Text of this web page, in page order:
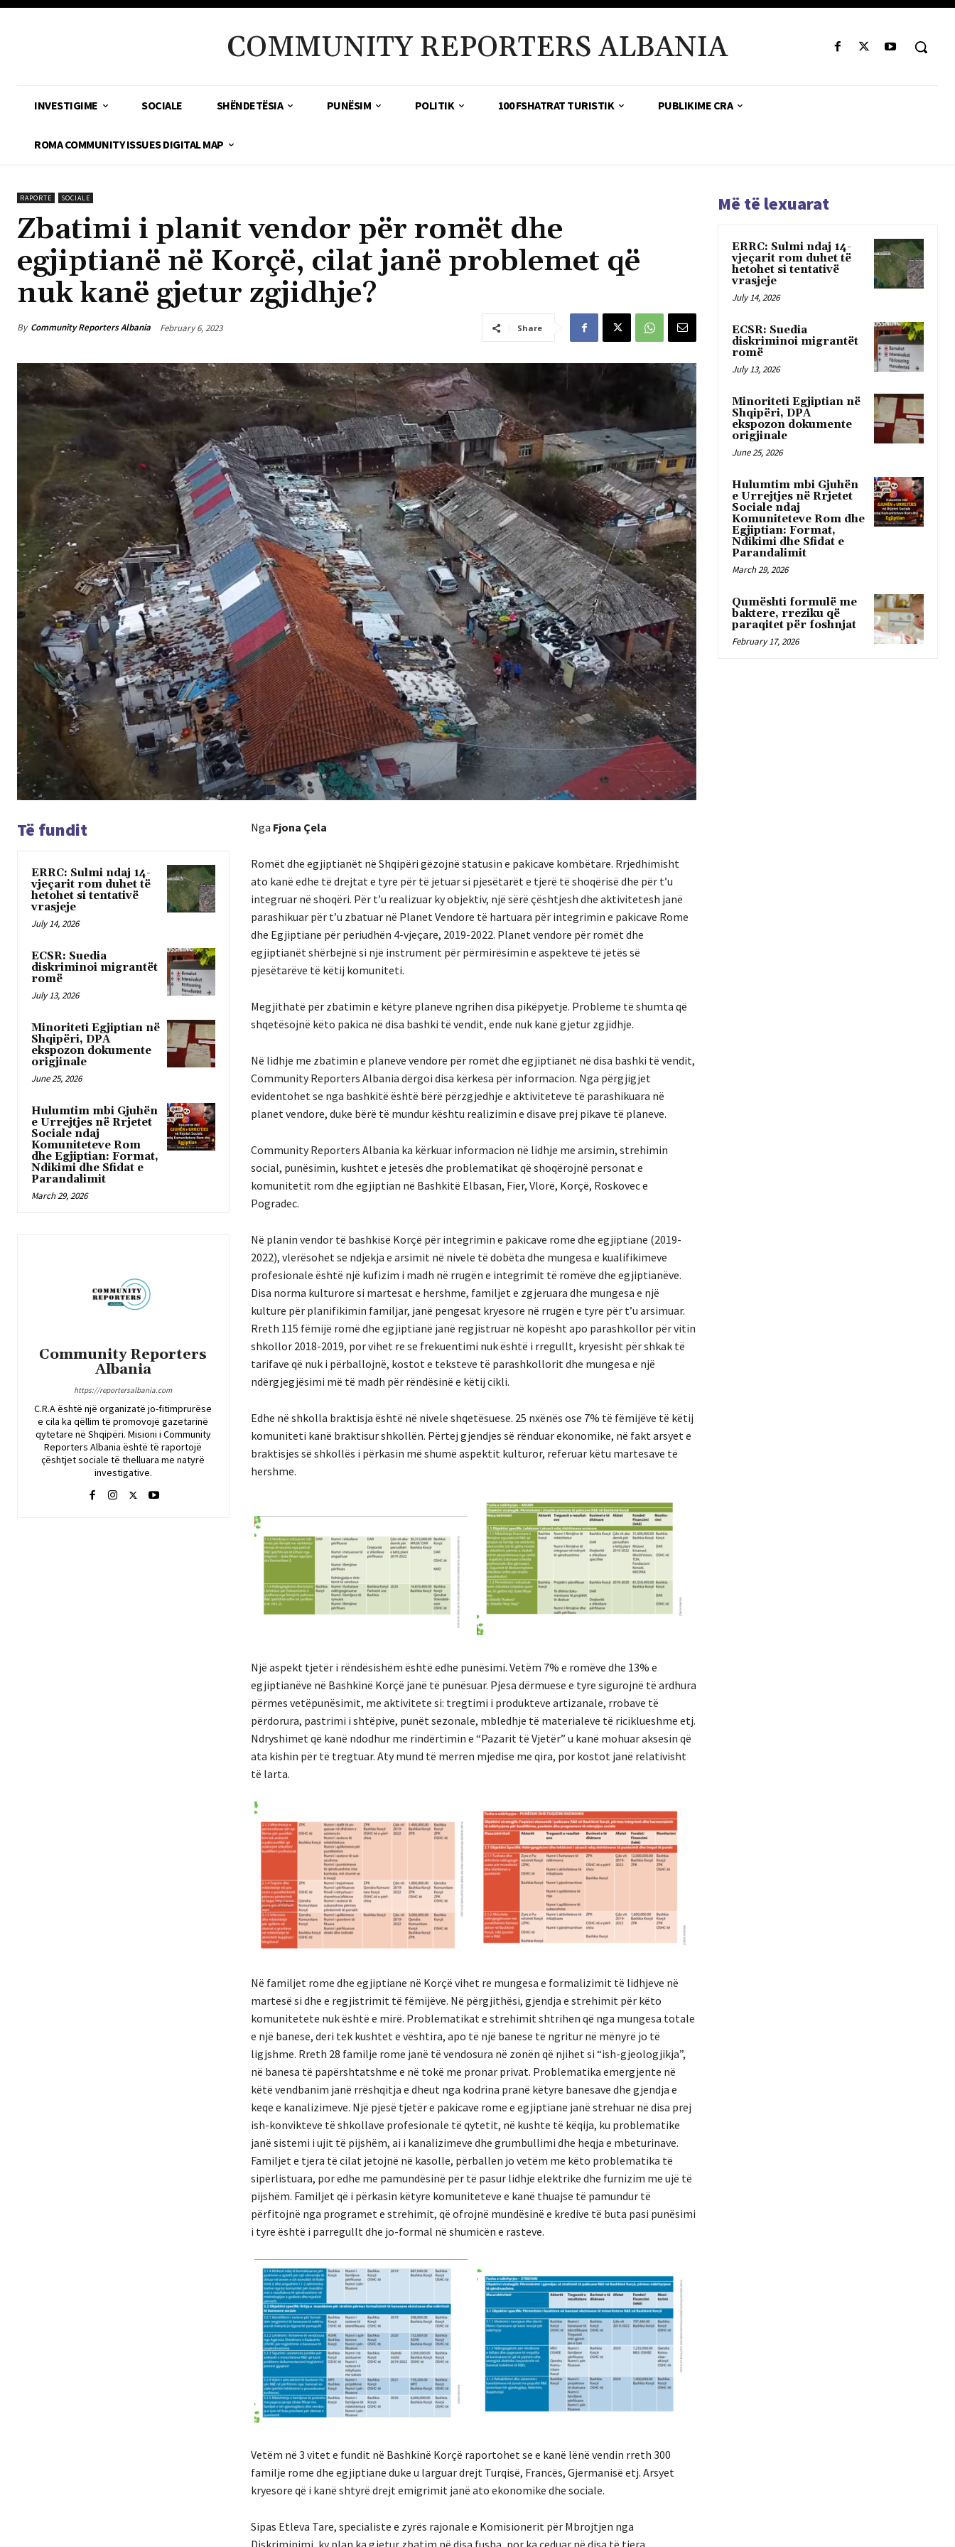
COMMUNITY REPORTERS ALBANIA
INVESTIGIME SOCIALE SHËNDETËSIA PUNËSIM POLITIK 100 FSHATRAT TURISTIK PUBLIKIME CRA
ROMA COMMUNITY ISSUES DIGITAL MAP
RAPORTE SOCIALE
Zbatimi i planit vendor për romët dhe
egjiptianë në Korçë, cilat janë problemet që
nuk kanë gjetur zgjidhje?
By Community Reporters Albania February 6, 2023 Share
Të fundit
ERRC: Sulmi ndaj 14-
vjeçarit rom duhet të
hetohet si tentativë
vrasjeje
July 14, 2026
ECSR: Suedia
diskriminoi migrantët
romë
July 13, 2026
Minoriteti Egjiptian në
Shqipëri, DPA
ekspozon dokumente
origjinale
June 25, 2026
Hulumtim mbi Gjuhën
e Urrejtjes në Rrjetet
Sociale ndaj
Komuniteteve Rom
dhe Egjiptian: Format,
Ndikimi dhe Sfidat e
Parandalimit
March 29, 2026
Community Reporters
Albania
https://reportersalbania.com
C.R.A është një organizatë jo-fitimprurëse
e cila ka qëllim të promovojë gazetarinë
qytetare në Shqipëri. Misioni i Community
Reporters Albania është të raportojë
çështjet sociale të thelluara me natyrë
investigative.
Nga Fjona Çela
Romët dhe egjiptianët në Shqipëri gëzojnë statusin e pakicave kombëtare. Rrjedhimisht
ato kanë edhe të drejtat e tyre për të jetuar si pjesëtarët e tjerë të shoqërisë dhe për t’u
integruar në shoqëri. Për t’u realizuar ky objektiv, një sërë çështjesh dhe aktivitetesh janë
parashikuar për t’u zbatuar në Planet Vendore të hartuara për integrimin e pakicave Rome
dhe Egjiptiane për periudhën 4-vjeçare, 2019-2022. Planet vendore për romët dhe
egjiptianët shërbejnë si një instrument për përmirësimin e aspekteve të jetës së
pjesëtarëve të këtij komuniteti.
Megjithatë për zbatimin e këtyre planeve ngrihen disa pikëpyetje. Probleme të shumta që
shqetësojnë këto pakica në disa bashki të vendit, ende nuk kanë gjetur zgjidhje.
Në lidhje me zbatimin e planeve vendore për romët dhe egjiptianët në disa bashki të vendit,
Community Reporters Albania dërgoi disa kërkesa për informacion. Nga përgjigjet
evidentohet se nga bashkitë është bërë përzgjedhje e aktiviteteve të parashikuara në
planet vendore, duke bërë të mundur kështu realizimin e disave prej pikave të planeve.
Community Reporters Albania ka kërkuar informacion në lidhje me arsimin, strehimin
social, punësimin, kushtet e jetesës dhe problematikat që shoqërojnë personat e
komunitetit rom dhe egjiptian në Bashkitë Elbasan, Fier, Vlorë, Korçë, Roskovec e
Pogradec.
Në planin vendor të bashkisë Korçë për integrimin e pakicave rome dhe egjiptiane (2019-
2022), vlerësohet se ndjekja e arsimit në nivele të dobëta dhe mungesa e kualifikimeve
profesionale është një kufizim i madh në rrugën e integrimit të romëve dhe egjiptianëve.
Disa norma kulturore si martesat e hershme, familjet e zgjeruara dhe mungesa e një
kulture për planifikimin familjar, janë pengesat kryesore në rrugën e tyre për t’u arsimuar.
Rreth 115 fëmijë romë dhe egjiptianë janë regjistruar në kopësht apo parashkollor për vitin
shkollor 2018-2019, por vihet re se frekuentimi nuk është i rregullt, kryesisht për shkak të
tarifave që nuk i përballojnë, kostot e teksteve të parashkollorit dhe mungesa e një
ndërgjegjësimi më të madh për rëndësinë e këtij cikli.
Edhe në shkolla braktisja është në nivele shqetësuese. 25 nxënës ose 7% të fëmijëve të këtij
komuniteti kanë braktisur shkollën. Përtej gjendjes së rënduar ekonomike, në fakt arsyet e
braktisjes së shkollës i përkasin më shumë aspektit kulturor, referuar këtu martesave të
hershme.
Një aspekt tjetër i rëndësishëm është edhe punësimi. Vetëm 7% e romëve dhe 13% e
egjiptianëve në Bashkinë Korçë janë të punësuar. Pjesa dërmuese e tyre sigurojnë të ardhura
përmes vetëpunësimit, me aktivitete si: tregtimi i produkteve artizanale, rrobave të
përdorura, pastrimi i shtëpive, punët sezonale, mbledhje të materialeve të riciklueshme etj.
Ndryshimet që kanë ndodhur me rindërtimin e “Pazarit të Vjetër” u kanë mohuar aksesin që
ata kishin për të tregtuar. Aty mund të merren mjedise me qira, por kostot janë relativisht
të larta.
Në familjet rome dhe egjiptiane në Korçë vihet re mungesa e formalizimit të lidhjeve në
martesë si dhe e regjistrimit të fëmijëve. Në përgjithësi, gjendja e strehimit për këto
komunitetete nuk është e mirë. Problematikat e strehimit shtrihen që nga mungesa totale
e një banese, deri tek kushtet e vështira, apo të një banese të ngritur në mënyrë jo të
ligjshme. Rreth 28 familje rome janë të vendosura në zonën që njihet si “ish-gjeologjikja”,
në banesa të papërshtatshme e në tokë me pronar privat. Problematika emergjente në
këtë vendbanim janë rrëshqitja e dheut nga kodrina pranë këtyre banesave dhe gjendja e
keqe e kanalizimeve. Një pjesë tjetër e pakicave rome e egjiptiane janë strehuar në disa prej
ish-konvikteve të shkollave profesionale të qytetit, në kushte të këqija, ku problematike
janë sistemi i ujit të pijshëm, ai i kanalizimeve dhe grumbullimi dhe heqja e mbeturinave.
Familjet e tjera të cilat jetojnë në kasolle, përballen jo vetëm me këto problematika të
sipërlistuara, por edhe me pamundësinë për të pasur lidhje elektrike dhe furnizim me ujë të
pijshëm. Familjet që i përkasin këtyre komuniteteve e kanë thuajse të pamundur të
përfitojnë nga programet e strehimit, që ofrojnë mundësinë e kredive të buta pasi punësimi
i tyre është i parregullt dhe jo-formal në shumicën e rasteve.
Vetëm në 3 vitet e fundit në Bashkinë Korçë raportohet se e kanë lënë vendin rreth 300
familje rome dhe egjiptiane duke u larguar drejt Turqisë, Francës, Gjermanisë etj. Arsyet
kryesore që i kanë shtyrë drejt emigrimit janë ato ekonomike dhe sociale.
Sipas Etleva Tare, specialiste e zyrës rajonale e Komisionerit për Mbrojtjen nga
Diskriminimi, ky plan ka gjetur zbatim në disa fusha, por ka ceduar në disa të tjera.
Më të lexuarat
ERRC: Sulmi ndaj 14-
vjeçarit rom duhet të
hetohet si tentativë
vrasjeje
July 14, 2026
ECSR: Suedia
diskriminoi migrantët
romë
July 13, 2026
Minoriteti Egjiptian në
Shqipëri, DPA
ekspozon dokumente
origjinale
June 25, 2026
Hulumtim mbi Gjuhën
e Urrejtjes në Rrjetet
Sociale ndaj
Komuniteteve Rom dhe
Egjiptian: Format,
Ndikimi dhe Sfidat e
Parandalimit
March 29, 2026
Qumështi formulë me
baktere, rreziku që
paraqitet për foshnjat
February 17, 2026